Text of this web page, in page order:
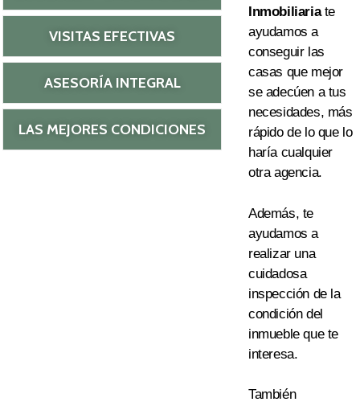
VISITAS EFECTIVAS
ASESORÍA INTEGRAL
LAS MEJORES CONDICIONES
Inmobiliariate
ayudamos a
conseguirlas
casas que mejor
se adecúen a tus
necesidades, más
rápido de lo que lo
haría cualquier
otra agencia.
Además, te
ayudamos a
realizar una
cuidadosa
inspección de la
condición del
inmueble que te
interesa.
También